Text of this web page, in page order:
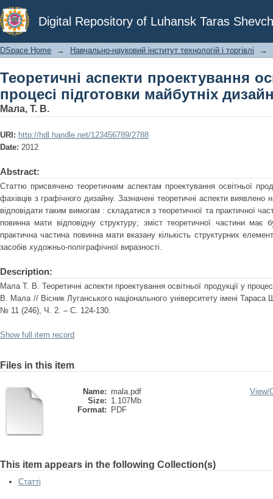
Digital Repository of Luhansk Taras
Теоретичні аспекти проектування
майбутніх дизайнерів
DSpace Home → Навчально-науковий інститут технологій і торгівлі →
Теоретичні аспекти проектування
процесі підготовки майбутніх
Мала, Т. В.
URI: http://hdl.handle.net/123456789/2788
Date: 2012
Abstract:
Статтю присвячено теоретичним аспектам проектування освітньої
фахівців з графічного дизайну. Зазначені теоретичні аспекти виявлено
відповідати таким вимогам : складатися з теоретичної та практичної
повинна мати відповідну структуру; зміст теоретичної частини має
практична частина повинна мати вказану кількість структурних
засобів художньо-поліграфічної виразності.
Description:
Мала Т. В. Теоретичні аспекти проектування освітньої продукції у
В. Мала // Вісник Луганського національного університету імені Тараса
№ 11 (246), Ч. 2. – С. 124-130.
Show full item record
Files in this item
Name: mala.pdf
Size: 1.107Mb
Format:
PDF
View/
This item appears in the following Collection(s)
Статті